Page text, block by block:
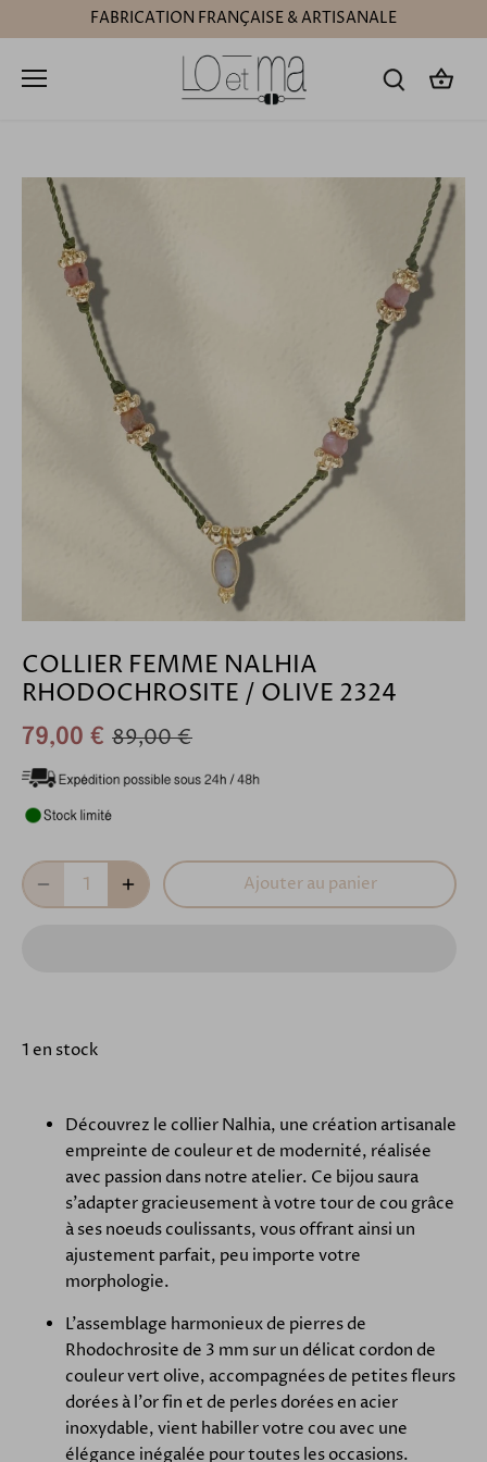
au
FABRICATION FRANÇAISE & ARTISANALE
COLLIER FEMME NALHIA
RHODOCHROSITE / OLIVE 2324
79,00 € 89,00 €
Ajouter au panier
1 en stock
Découvrez le collier Nalhia, une création artisanale
empreinte de couleur et de modernité, réalisée
avec passion dans notre atelier. Ce bijou saura
s'adapter gracieusement à votre tour de cou grâce
à ses noeuds coulissants, vous offrant ainsi un
ajustement parfait, peu importe votre
morphologie.
L'assemblage harmonieux de pierres de
Rhodochrosite de 3 mm sur un délicat cordon de
couleur vert olive, accompagnées de petites fleurs
dorées à l'or fin et de perles dorées en acier
inoxydable, vient habiller votre cou avec une
élégance inégalée pour toutes les occasions.